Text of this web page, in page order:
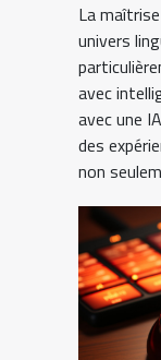
La
univers
avec
avec une
des
non